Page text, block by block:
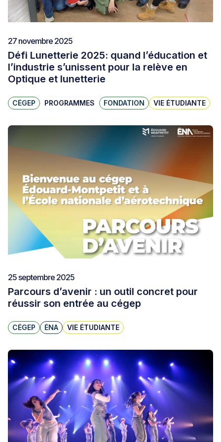
27 novembre 2025
Défi Lunetterie 2025: quand l’éducation et
l’industrie s’unissent pour la relève en
Optique et lunetterie
CÉGEP PROGRAMMES FONDATION VIE ÉTUDIANTE
25 septembre 2025
Parcours d’avenir : un outil concret pour
réussir son entrée au cégep
CÉGEP ÉNA VIE ÉTUDIANTE